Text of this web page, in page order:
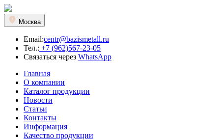
Москва
Email:centr@bazismetall.ru
Тел.: +7 (962)567-23-05
Связаться через WhatsApp
Главная
О компании
Каталог продукции
Новости
Статьи
Контакты
Информация
Качество продукции